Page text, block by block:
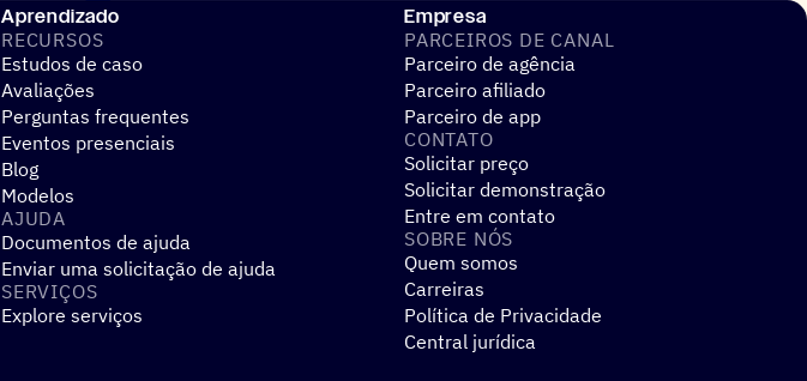
Aprendizado
RECURSOS
Estudos de caso
Avaliações
Perguntas frequentes
Eventos presenciais
Blog
Modelos
AJUDA
Documentos de ajuda
Enviar uma solicitação de ajuda
SERVIÇOS
Explore serviços
Empresa
PARCEIROS DE CANAL
Parceiro de agência
Parceiro afiliado
Parceiro de app
CONTATO
Solicitar preço
Solicitar demonstração
Entre em contato
SOBRE NÓS
Quem somos
Carreiras
Política de Privacidade
Central jurídica